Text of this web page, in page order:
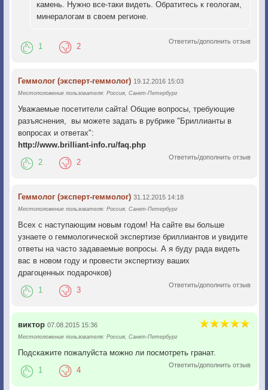
камень. Нужно все-таки видеть. Обратитесь к геологам,
минералогам в своем регионе.
Ответить/дополнить отзыв
1 2
Геммолог (эксперт-геммолог) 19.12.2016 15:03
Местоположение пользователя: Россия, Санкт-Петербург
Уважаемые посетители сайта! Общие вопросы, требующие
разъяснения, вы можете задать в рубрике "Бриллианты в
вопросах и ответах":
http://www.brilliant-info.ru/faq.php
Ответить/дополнить отзыв
2 2
Геммолог (эксперт-геммолог) 31.12.2015 14:18
Местоположение пользователя: Россия, Санкт-Петербург
Всех с наступающим новым годом! На сайте вы больше
узнаете о геммологической экспертизе бриллиантов и увидите
ответы на часто задаваемые вопросы. А я буду рада видеть
вас в новом году и провести экспертизу ваших
драгоценных подарочков)
Ответить/дополнить отзыв
1 3
виктор 07.08.2015 15:36
Местоположение пользователя: Россия, Санкт-Петербург
Подскажите пожалуйста можно ли посмотреть гранат.
Ответить/дополнить отзыв
1 4